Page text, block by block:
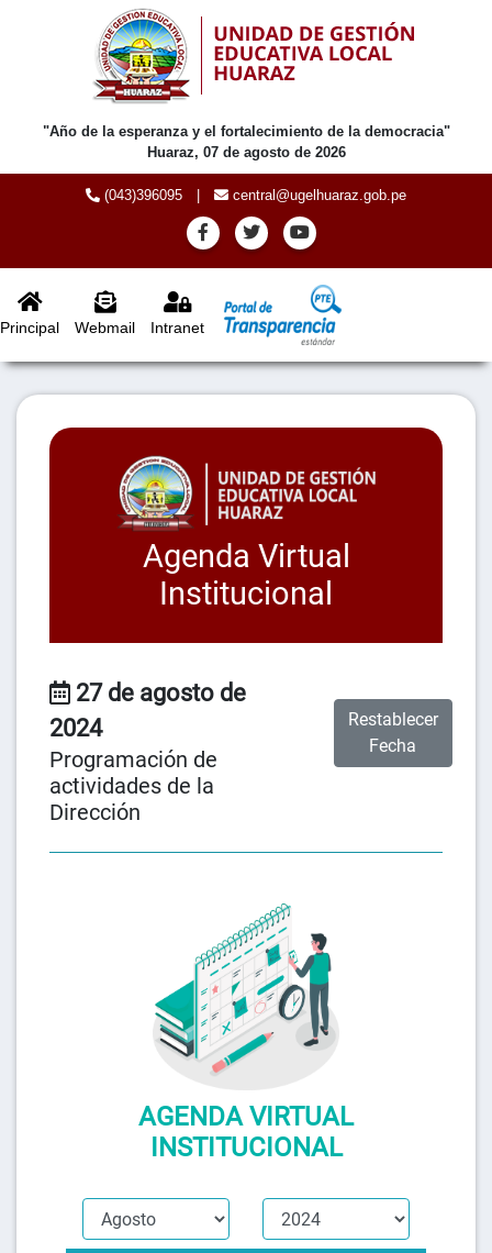
"Año de la esperanza y el fortalecimiento de la democracia"
Huaraz, 07 de agosto de 2026
(043)396095 central@ugelhuaraz.gob.pe
Principal Webmail Intranet
Agenda Virtual
Institucional
27 de agosto de
2024
Programación de
actividades de la
Dirección
Restablecer
Fecha
AGENDA VIRTUAL
INSTITUCIONAL